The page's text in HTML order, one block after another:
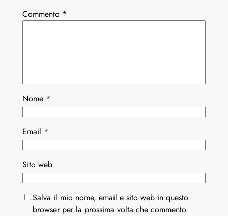
Commento *
Nome *
Email *
Sito web
Salva il mio nome, email e sito web in questo
browser per la prossima volta che commento.